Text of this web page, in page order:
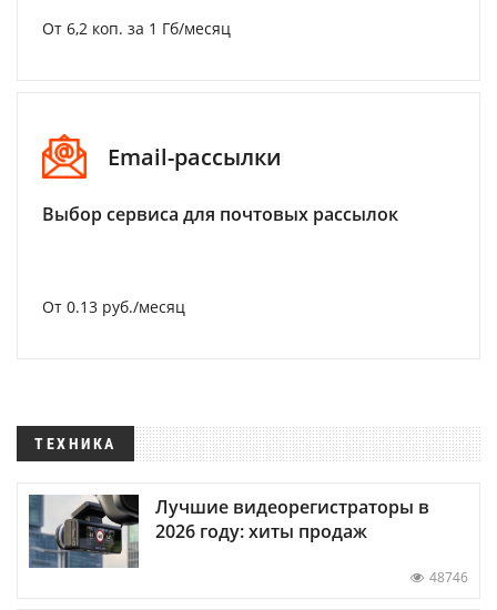
От 6,2 коп. за 1 Гб/месяц
Email-рассылки
Выбор сервиса для почтовых рассылок
От 0.13 руб./месяц
ТЕХНИКА
Лучшие видеорегистраторы в
2026 году: хиты продаж
48746